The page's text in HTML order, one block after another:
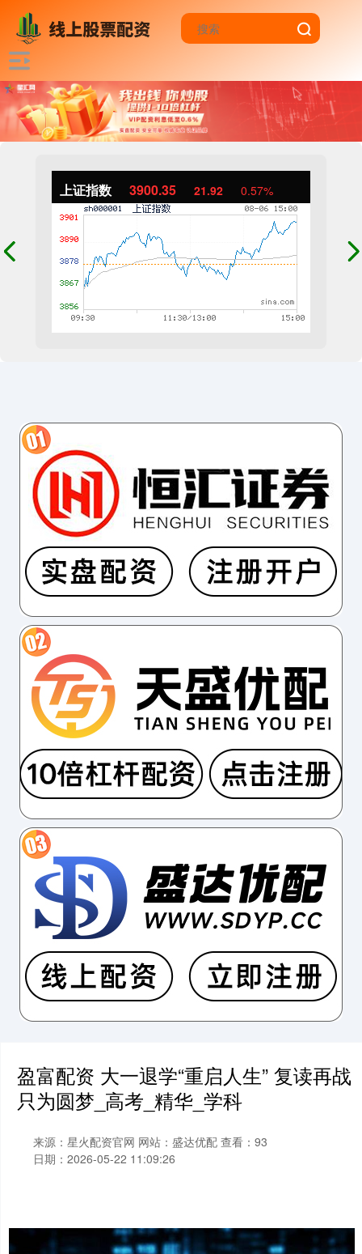
上证指数 3900.35 21.92 0.57%
盈富配资 大一退学“重启人生” 复读再战
只为圆梦_高考_精华_学科
来源：星火配资官网 网站：盛达优配 查看：93
日期：2026-05-22 11:09:26